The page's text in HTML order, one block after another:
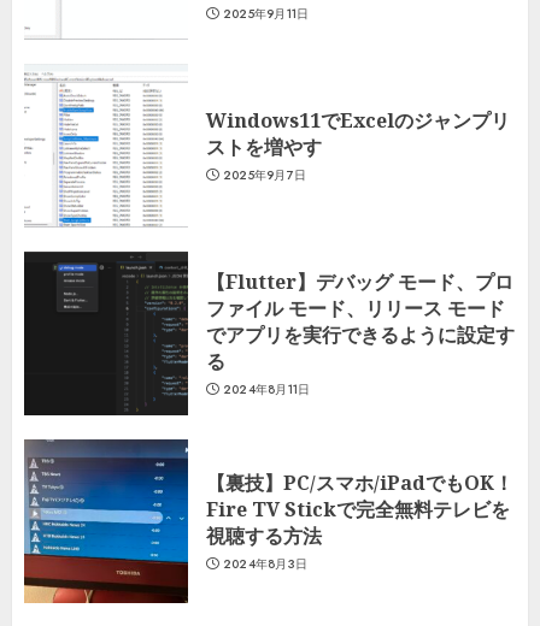
2025年9月11日
Windows11でExcelのジャンプリ
ストを増やす
2025年9月7日
【Flutter】デバッグ モード、プロ
ファイル モード、リリース モード
でアプリを実行できるように設定す
る
2024年8月11日
【裏技】PC/スマホ/iPadでもOK！
Fire TV Stickで完全無料テレビを
視聴する方法
2024年8月3日